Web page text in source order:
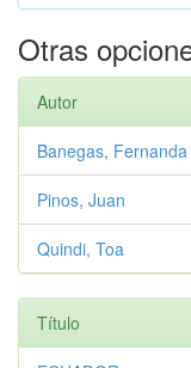
Otras
Autor
Banegas, Fernanda
Pinos, Juan
Quindi, Toa
Título